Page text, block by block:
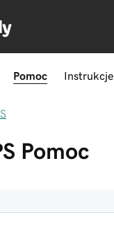
Pomoc Instrukcje
Pomoc